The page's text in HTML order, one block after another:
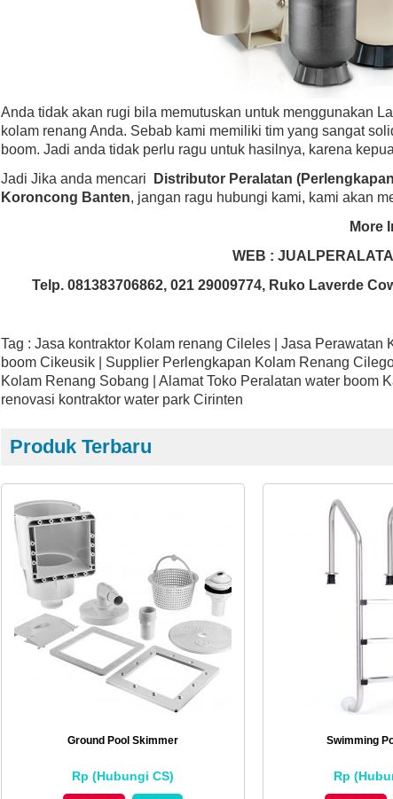
Anda tidak akan rugi bila memutuskan untuk menggunakan
kolam renang Anda. Sebab kami memiliki tim yang sangat
boom. Jadi anda tidak perlu ragu untuk hasilnya, karena
Jadi Jika anda mencari
Distributor Peralatan
Koroncong Banten, jangan ragu hubungi kami, kami akan
More
WEB :
Telp. 081383706862, 021 29009774, Ruko Laverde
Tag : Jasa kontraktor Kolam renang Cileles | Jasa
boom Cikeusik | Supplier Perlengkapan Kolam Renang
Kolam Renang Sobang | Alamat Toko Peralatan water boom
renovasi kontraktor water park Cirinten
Produk Terbaru
Ground Pool Skimmer
Rp (Hubungi CS)
Swimming
Rp